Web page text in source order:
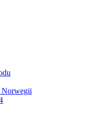
Norwegii